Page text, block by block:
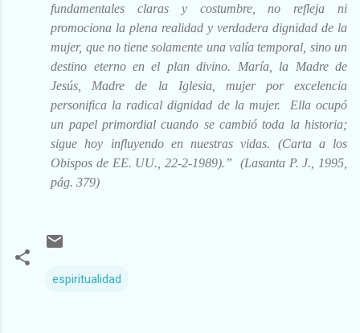
fundamentales claras y costumbre, no refleja ni
promociona la plena realidad y verdadera dignidad de la
mujer, que no tiene solamente una valía temporal, sino un
destino eterno en el plan divino. María, la Madre de
Jesús, Madre de la Iglesia, mujer por excelencia
personifica la radical dignidad de la mujer. Ella ocupó
un papel primordial cuando se cambió toda la historia;
sigue hoy influyendo en nuestras vidas. (Carta a los
Obispos de EE. UU., 22-2-1989).”
(Lasanta P. J., 1995,
pág. 379)
espiritualidad